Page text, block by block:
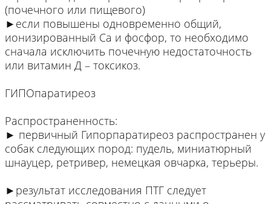
(почечного или пищевого)
►если повышены одновременно общий,
ионизированный Са и фосфор, то необходимо
сначала исключить почечную недостаточность
или витамин Д – токсикоз.
ГИПОпаратиреоз
Распространенность:
► первичный Гипорпаратиреоз распространен у
собак следующих пород: пудель, миниатюрный
шнауцер, ретривер, немецкая овчарка, терьеры.
►результат исследования ПТГ следует